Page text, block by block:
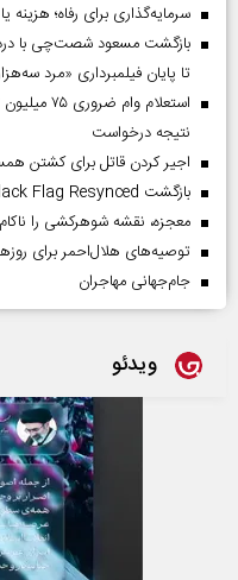
سرمایه‌گذاری برای رفاه؛ هزینه
بازگشت مسعود شصت‌چی با
تا پایان فیلمبرداری «مرد
استعلام
نتیجه درخواست
اجیر کردن قاتل برای کشتن
بازگشت Black Flag Resynced خبری جذاب برای دوستداران بازی
معجزه، نقشه شوهرکشی را
توصیه‌های هلال‌احمر برای
جام‌جهانی مهاجران
ویدئو